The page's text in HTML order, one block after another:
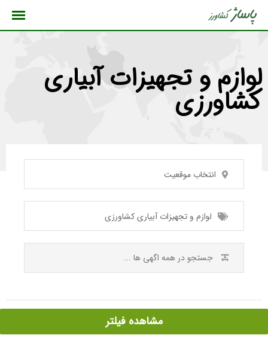
لوازم و تجهیزات آبیاری
کشاورزی
انتخاب موقعیت
لوازم و تجهیزات آبیاری کشاورزی
مشاهده فیلتر